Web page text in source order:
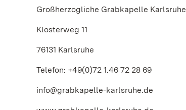
Großherzogliche Grabkapelle Karlsruhe
Klosterweg 11
76131 Karlsruhe
Telefon: +49(0)72 1.46 72 28 69
info@grabkapelle-karlsruhe.de